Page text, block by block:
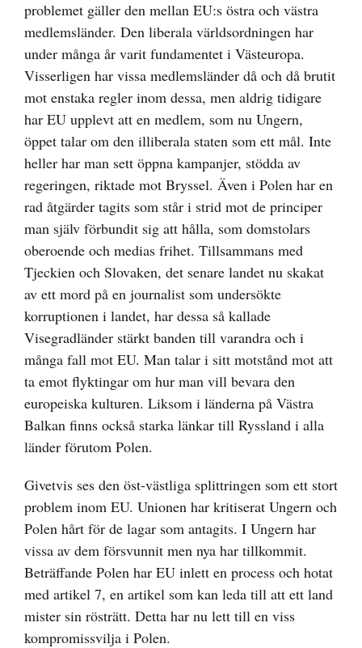
problemet gäller den mellan EU:s östra och västra
medlemsländer. Den liberala världsordningen har
under många år varit fundamentet i Västeuropa.
Visserligen har vissa medlemsländer då och då brutit
mot enstaka regler inom dessa, men aldrig tidigare
har EU upplevt att en medlem, som nu Ungern,
öppet talar om den illiberala staten som ett mål. Inte
heller har man sett öppna kampanjer, stödda av
regeringen, riktade mot Bryssel. Även i Polen har en
rad åtgärder tagits som står i strid mot de principer
man själv förbundit sig att hålla, som domstolars
oberoende och medias frihet. Tillsammans med
Tjeckien och Slovaken, det senare landet nu skakat
av ett mord på en journalist som undersökte
korruptionen i landet, har dessa så kallade
Visegradländer stärkt banden till varandra och i
många fall mot EU. Man talar i sitt motstånd mot att
ta emot flyktingar om hur man vill bevara den
europeiska kulturen. Liksom i länderna på Västra
Balkan finns också starka länkar till Ryssland i alla
länder förutom Polen.
Givetvis ses den öst-västliga splittringen som ett stort
problem inom EU. Unionen har kritiserat Ungern och
Polen hårt för de lagar som antagits. I Ungern har
vissa av dem försvunnit men nya har tillkommit.
Beträffande Polen har EU inlett en process och hotat
med artikel 7, en artikel som kan leda till att ett land
mister sin rösträtt. Detta har nu lett till en viss
kompromissvilja i Polen.